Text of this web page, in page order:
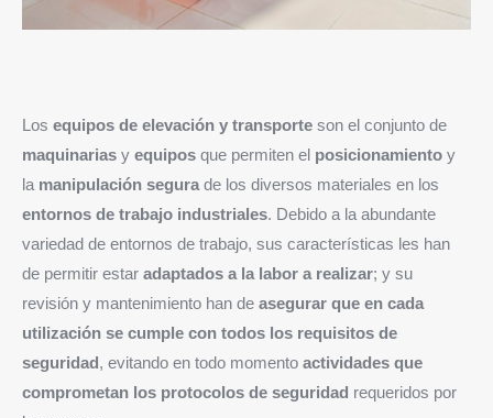
Los equipos de elevación y transporte son el conjunto de
maquinarias y equipos que permiten el posicionamiento y
la manipulación segura de los diversos materiales en los
entornos de trabajo industriales. Debido a la abundante
variedad de entornos de trabajo, sus características les han
de permitir estar adaptados a la labor a realizar; y su
revisión y mantenimiento han de asegurar que en cada
utilización se cumple con todos los requisitos de
seguridad, evitando en todo momento actividades que
comprometan los protocolos de seguridad requeridos por